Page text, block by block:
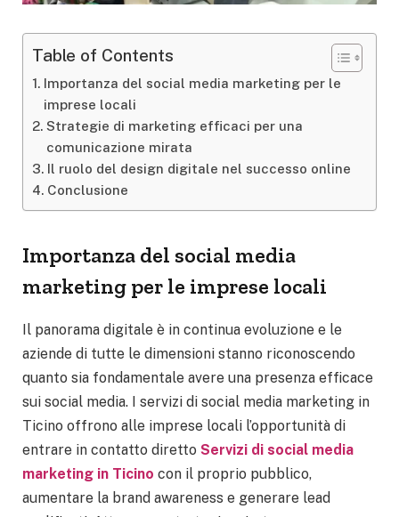
Table of Contents
Importanza del social media marketing per le
imprese locali
Strategie di marketing efficaci per una
comunicazione mirata
Il ruolo del design digitale nel successo online
Conclusione
Importanza del social media
marketing per le imprese locali
Il panorama digitale è in continua evoluzione e le
aziende di tutte le dimensioni stanno riconoscendo
quanto sia fondamentale avere una presenza efficace
sui social media. I servizi di social media marketing in
Ticino offrono alle imprese locali l’opportunità di
entrare in contatto diretto Servizi di social media
marketing in Ticino con il proprio pubblico,
aumentare la brand awareness e generare lead